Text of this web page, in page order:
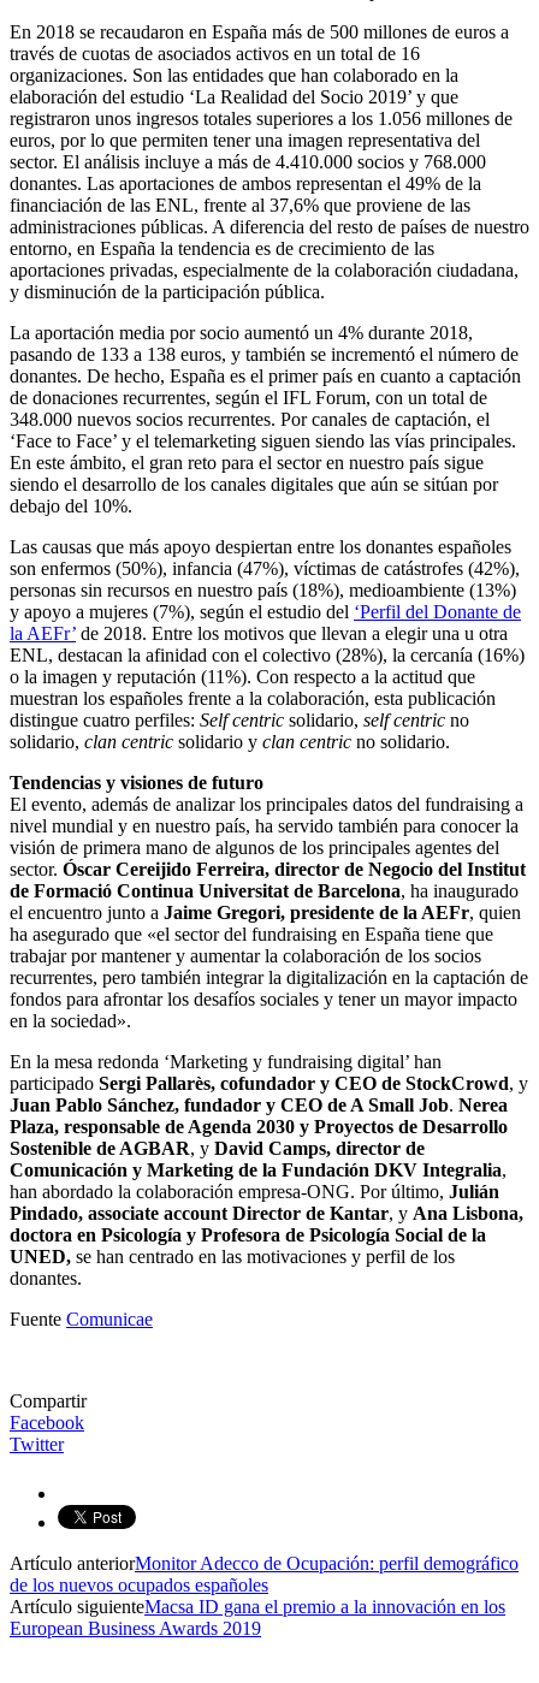
En 2018 se recaudaron en España más de 500 millones de euros a
través de cuotas de asociados activos en un total de 16
organizaciones. Son las entidades que han colaborado en la
elaboración del estudio ‘La Realidad del Socio 2019’ y que
registraron unos ingresos totales superiores a los 1.056 millones de
euros, por lo que permiten tener una imagen representativa del
sector. El análisis incluye a más de 4.410.000 socios y 768.000
donantes. Las aportaciones de ambos representan el 49% de la
financiación de las ENL, frente al 37,6% que proviene de las
administraciones públicas. A diferencia del resto de países de nuestro
entorno, en España la tendencia es de crecimiento de las
aportaciones privadas, especialmente de la colaboración ciudadana,
y disminución de la participación pública.
La aportación media por socio aumentó un 4% durante 2018,
pasando de 133 a 138 euros, y también se incrementó el número de
donantes. De hecho, España es el primer país en cuanto a captación
de donaciones recurrentes, según el IFL Forum, con un total de
348.000 nuevos socios recurrentes. Por canales de captación, el
‘Face to Face’ y el telemarketing siguen siendo las vías principales.
En este ámbito, el gran reto para el sector en nuestro país sigue
siendo el desarrollo de los canales digitales que aún se sitúan por
debajo del 10%.
Las causas que más apoyo despiertan entre los donantes españoles
son enfermos (50%), infancia (47%), víctimas de catástrofes (42%),
personas sin recursos en nuestro país (18%), medioambiente (13%)
y apoyo a mujeres (7%), según el estudio del ‘Perfil del Donante de
la AEFr’ de 2018. Entre los motivos que llevan a elegir una u otra
ENL, destacan la afinidad con el colectivo (28%), la cercanía (16%)
o la imagen y reputación (11%). Con respecto a la actitud que
muestran los españoles frente a la colaboración, esta publicación
distingue cuatro perfiles: Self centric solidario, self centric no
solidario, clan centric solidario y clan centric no solidario.
Tendencias y visiones de futuro
El evento, además de analizar los principales datos del fundraising a
nivel mundial y en nuestro país, ha servido también para conocer la
visión de primera mano de algunos de los principales agentes del
sector. Óscar Cereijido Ferreira, director de Negocio del Institut
de Formació Continua Universitat de Barcelona, ha inaugurado
el encuentro junto a Jaime Gregori, presidente de la AEFr, quien
ha asegurado que «el sector del fundraising en España tiene que
trabajar por mantener y aumentar la colaboración de los socios
recurrentes, pero también integrar la digitalización en la captación de
fondos para afrontar los desafíos sociales y tener un mayor impacto
en la sociedad».
En la mesa redonda ‘Marketing y fundraising digital’ han
participado Sergi Pallarès, cofundador y CEO de StockCrowd, y
Juan Pablo Sánchez, fundador y CEO de A Small Job. Nerea
Plaza, responsable de Agenda 2030 y Proyectos de Desarrollo
Sostenible de AGBAR, y David Camps, director de
Comunicación y Marketing de la Fundación DKV Integralia,
han abordado la colaboración empresa-ONG. Por último, Julián
Pindado, associate account Director de Kantar, y Ana Lisbona,
doctora en Psicología y Profesora de Psicología Social de la
UNED, se han centrado en las motivaciones y perfil de los
donantes.
Fuente Comunicae
Compartir
Facebook
Twitter
Artículo anteriorMonitor Adecco de Ocupación: perfil demográfico
de los nuevos ocupados españoles
Artículo siguienteMacsa ID gana el premio a la innovación en los
European Business Awards 2019